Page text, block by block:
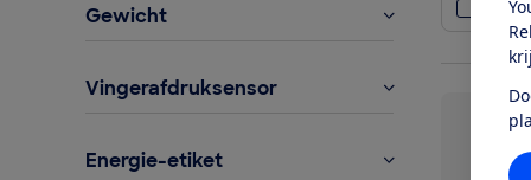
Gewicht
Vingerafdruksensor
Energie-etiket